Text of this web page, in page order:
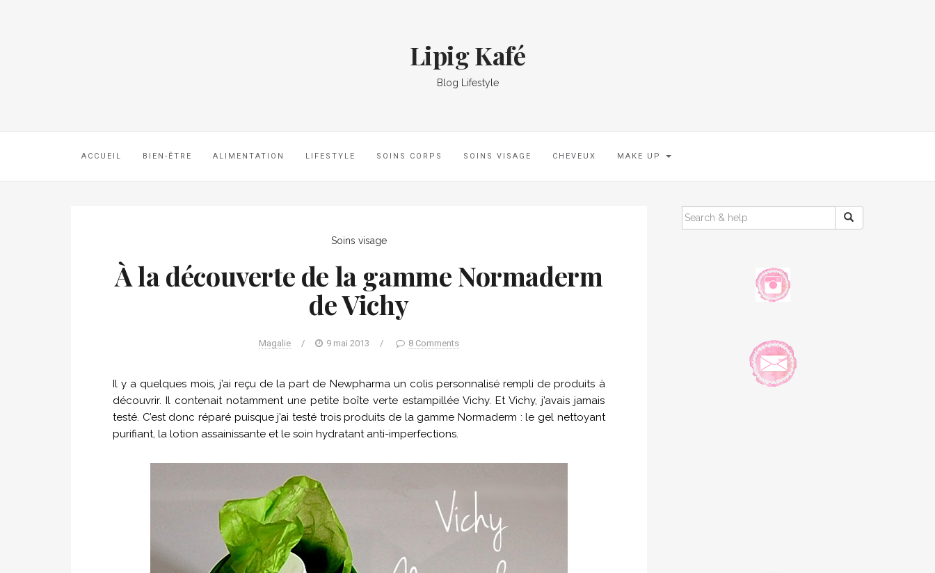
Lipig Kafé
Blog Lifestyle
ACCUEIL BIEN-ÊTRE ALIMENTATION LIFESTYLE SOINS CORPS SOINS VISAGE CHEVEUX MAKE UP
Soins visage
À la découverte de la gamme Normaderm
de Vichy
Magalie / 9 mai 2013 / 8 Comments
Il y a quelques mois, j’ai reçu de la part de Newpharma un colis personnalisé rempli de produits à
découvrir. Il contenait notamment une petite boîte verte estampillée Vichy. Et Vichy, j’avais jamais
testé. C’est donc réparé puisque j’ai testé trois produits de la gamme Normaderm : le gel nettoyant
purifiant, la lotion assainissante et le soin hydratant anti-imperfections.
SEARCH
FOR: